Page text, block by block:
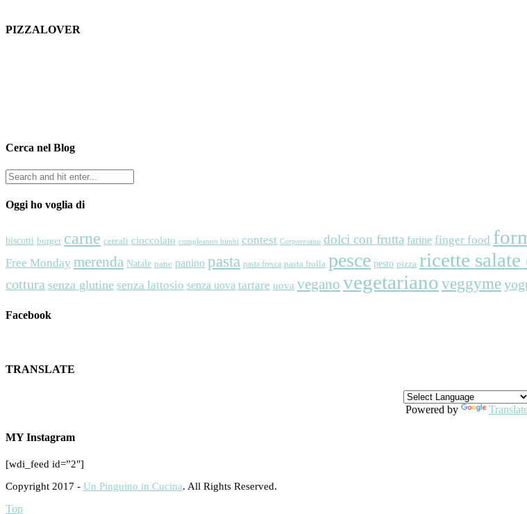
PIZZALOVER
Cerca nel Blog
Oggi ho voglia di
biscotti burger carne cereali cioccolato compleanno bimbi contest Corporesano dolci con frutta farine finger food
Free Monday merenda Natale pane panino pasta pasta fresca pasta frolla pesce pesto pizza ricette
cottura senza glutine senza lattosio senza uova tartare uova vegano vegetariano veggyme
Facebook
TRANSLATE
Powered by
MY Instagram
[wdi_feed id=”2″]
Copyright 2017 - Un Pinguino in Cucina. All Rights Reserved.
Top